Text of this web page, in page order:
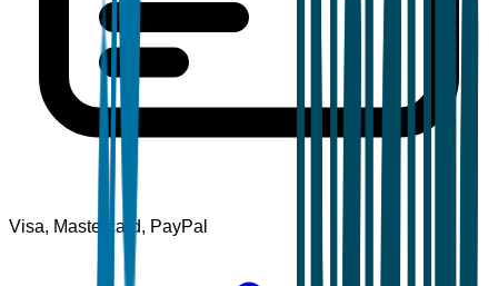
Visa, Mastercard, PayPal